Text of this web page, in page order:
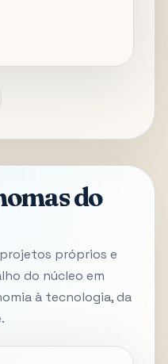
do
próprios e
do núcleo em
à tecnologia, da